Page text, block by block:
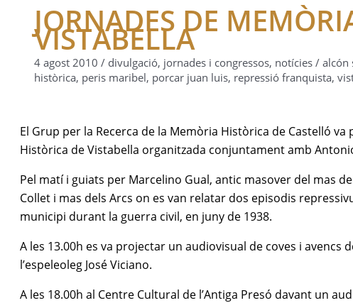
JORNADES DE
VISTABELLA
4 agost 2010 / divulgació, jornades i congressos, notícies / alcón
històrica, peris maribel, porcar juan luis, repressió franquista,
El Grup per la Recerca de la Memòria Històrica de Castelló
Històrica de Vistabella organitzada conjuntament amb
Pel matí i guiats per Marcelino Gual, antic masover del mas
Collet i mas dels Arcs on es van relatar dos episodis
municipi durant la guerra civil, en juny de 1938.
A les 13.00h es va projectar un audiovisual de coves i
l’espeleoleg José Viciano.
A les 18.00h al Centre Cultural de l’Antiga Presó davant un